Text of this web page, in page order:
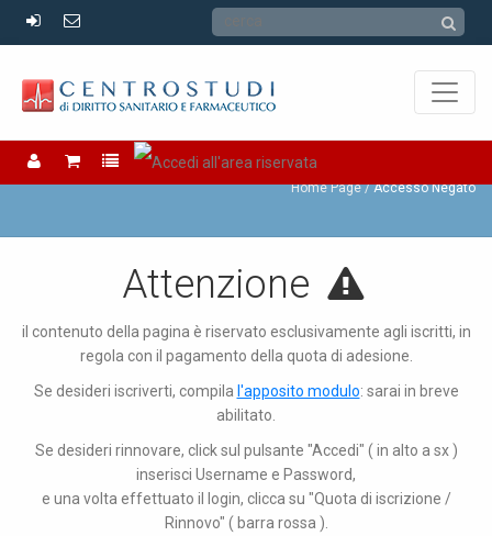
Accesso Negato
Home Page Accesso Negato
Attenzione
il contenuto della pagina è riservato esclusivamente agli iscritti, in
regola con il pagamento della quota di adesione.
Se desideri iscriverti, compila l'apposito modulo: sarai in breve
abilitato.
Se desideri rinnovare, click sul pulsante "Accedi" ( in alto a sx )
inserisci Username e Password,
e una volta effettuato il login, clicca su "Quota di iscrizione /
Rinnovo" ( barra rossa ).